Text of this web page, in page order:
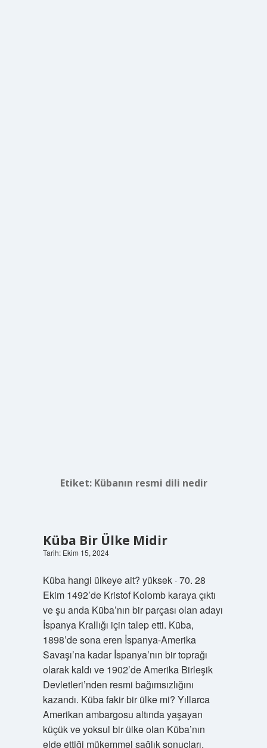
Etiket: Kübanın resmi dili nedir
Küba Bir Ülke Midir
Tarih: Ekim 15, 2024
Küba hangi ülkeye ait? yüksek · 70. 28
Ekim 1492’de Kristof Kolomb karaya çıktı
ve şu anda Küba’nın bir parçası olan adayı
İspanya Krallığı için talep etti. Küba,
1898’de sona eren İspanya-Amerika
Savaşı’na kadar İspanya’nın bir toprağı
olarak kaldı ve 1902’de Amerika Birleşik
Devletleri’nden resmi bağımsızlığını
kazandı. Küba fakir bir ülke mi? Yıllarca
Amerikan ambargosu altında yaşayan
küçük ve yoksul bir ülke olan Küba’nın
elde ettiği mükemmel sağlık sonuçları,